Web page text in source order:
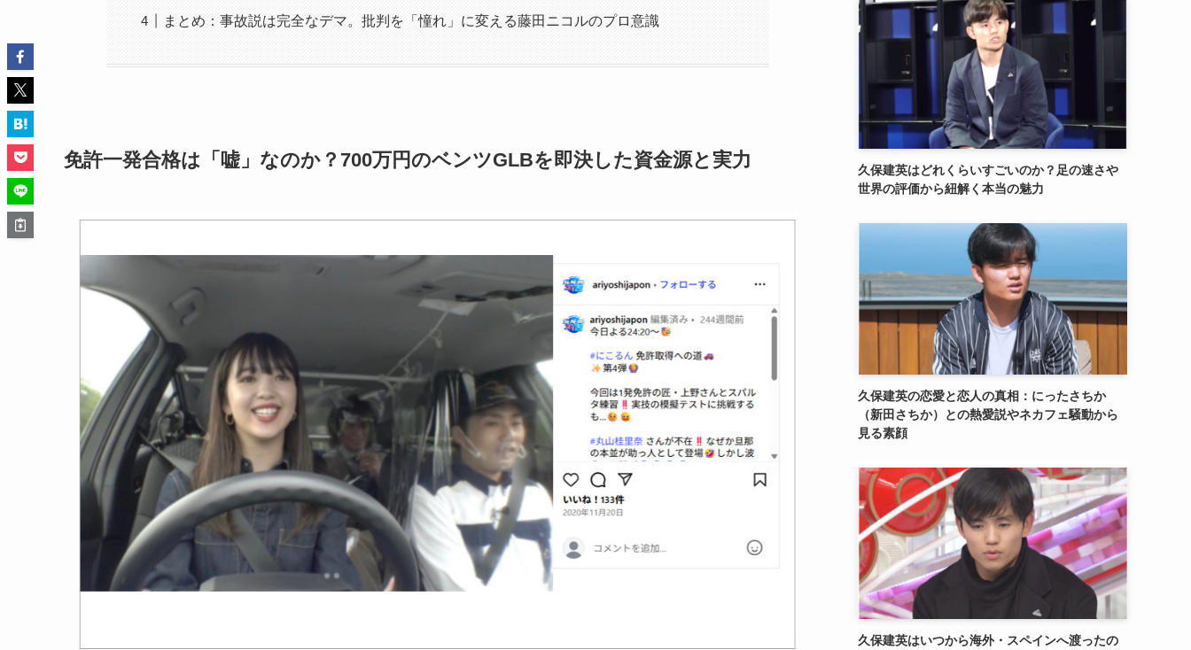
まとめ：事故説は完全なデマ。批判を「憧れ」に変える藤田ニコルのプロ意識
免許一発合格は「嘘」なのか？700万円のベンツGLBを即決した資金源と実力
久保建英はどれくらいすごいのか？足の速さや
世界の評価から紐解く本当の魅力
久保建英の恋愛と恋人の真相：にったさちか
（新田さちか）との熱愛説やネカフェ騒動から
見る素顔
久保建英はいつから海外・スペインへ渡ったの